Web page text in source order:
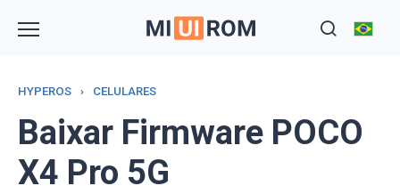
HYPEROS › CELULARES
Baixar Firmware POCO
X4 Pro 5G